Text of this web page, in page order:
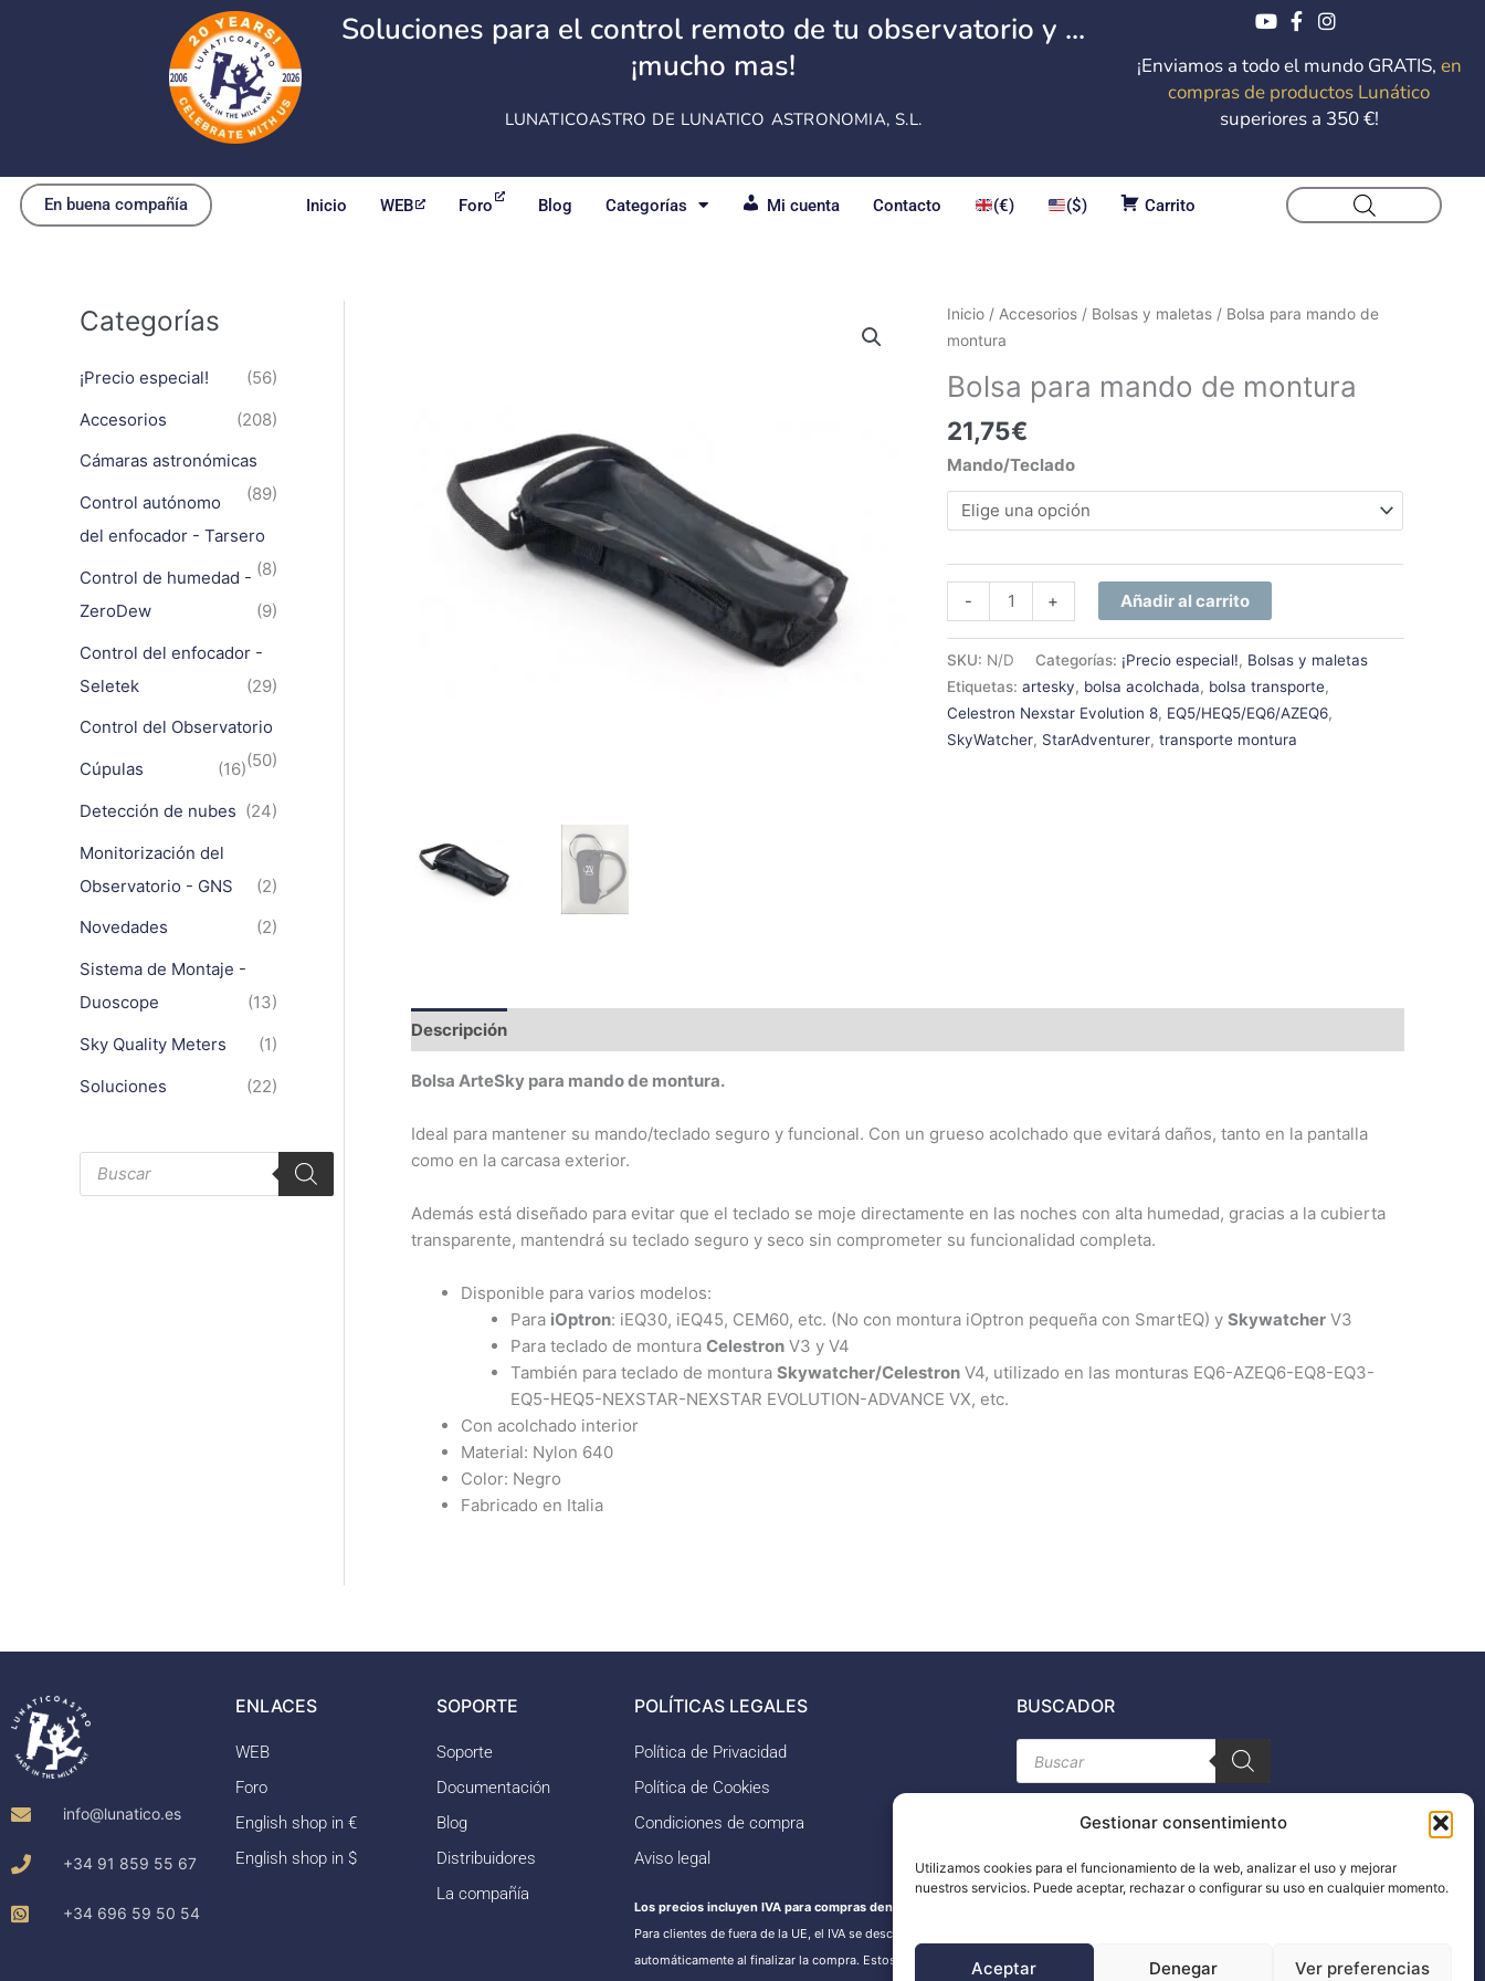
Gestionar consentimiento
Utilizamos cookies para el funcionamiento de la web, analizar el uso y mejorar
nuestros servicios. Puede aceptar, rechazar o configurar su uso en cualquier momento.
Aceptar Denegar Ver preferencias
Soluciones para el control remoto de tu observatorio y ...
¡mucho mas!
LUNATICOASTRO DE LUNATICO ASTRONOMIA, S.L.
¡Enviamos a todo el mundo GRATIS, en
compras de productos Lunático
superiores a 350 €!
En buena compañía Inicio WEB Foro Blog Categorías Mi cuenta Contacto (€) ($) Carrito
Categorías
¡Precio especial!
(56)
Accesorios
(208)
Cámaras astronómicas
(89)
Control autónomo
del enfocador - Tarsero
(8)
Control de humedad -
ZeroDew
(9)
Control del enfocador -
Seletek
(29)
Control del Observatorio
(50)
Cúpulas
(16)
Detección de nubes (24)
Monitorización del
Observatorio - GNS
(2)
Novedades
(2)
Sistema de Montaje -
Duoscope
(13)
Sky Quality Meters
(1)
Soluciones
(22)
B
s
Inicio / Accesorios / Bolsas y maletas / Bolsa para mando de
montura
Bolsa para mando de montura
21,75€
Mando/Teclado
-
Bolsa
para
de
montura
cantidad
+ Añadir al carrito
SKU: N/D Categorías: ¡Precio especial!, Bolsas y maletas
Etiquetas:artesky, bolsa acolchada, bolsa transporte,
Celestron Nexstar Evolution 8, EQ5/HEQ5/EQ6/AZEQ6,
SkyWatcher, StarAdventurer,transporte montura
Descripción
Bolsa ArteSky para mando de montura.
Ideal para mantener su mando/teclado seguro y funcional. Con un grueso acolchado que evitará daños, tanto en la pantalla
como en la carcasa exterior.
Además está diseñado para evitar que el teclado se moje directamente en las noches con alta humedad, gracias a la cubierta
transparente, mantendrá su teclado seguro y seco sin comprometer su funcionalidad completa.
Disponible para varios modelos:
Para iOptron: iEQ30, iEQ45, CEM60, etc. (No con montura iOptron pequeña con SmartEQ) y Skywatcher V3
Para teclado de montura Celestron V3 y V4
También para teclado de montura Skywatcher/Celestron V4, utilizado en las monturas EQ6-AZEQ6-EQ8-EQ3-
EQ5-HEQ5-NEXSTAR-NEXSTAR EVOLUTION-ADVANCE VX, etc.
Con acolchado interior
Material: Nylon 640
Color: Negro
Fabricado en Italia
info@lunatico.es
+34 91 859 55 67
+34 696 59 50 54
ENLACES
WEB
Foro
English shop in €
English shop in $
SOPORTE
Soporte
Documentación
Blog
Distribuidores
La compañía
POLÍTICAS LEGALES
Política de Privacidad
Política de Cookies
Condiciones de compra
Aviso legal
Los precios incluyen IVA para compras dentro de la UE.
Para clientes de fuera de la UE, el IVA se descontará
automáticamente al finalizar la compra. Estos pedidos pueden
BUSCADOR
Búsqueda
de
productos